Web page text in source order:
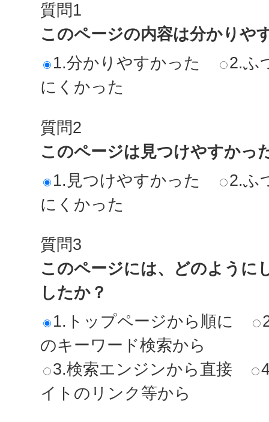
質問1
このページの内容は分かりや
1.分かりやすかった
2.ふ
にくかった
質問2
このページは見つけやすかっ
1.見つけやすかった
2.ふ
にくかった
質問3
このページには、どのように
したか？
1.トップページから順に
のキーワード検索から
3.検索エンジンから直接
イトのリンク等から